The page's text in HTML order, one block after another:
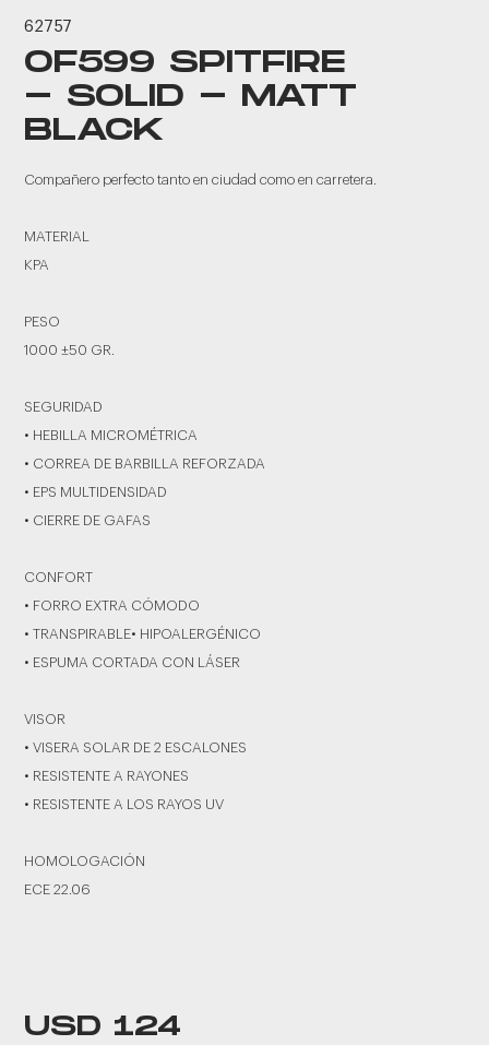
62757
OF599 SPITFIRE
- SOLID - MATT
BLACK
Compañero perfecto tanto en ciudad como en carretera.
MATERIAL
KPA
PESO
1000 ±50 GR.
SEGURIDAD
• HEBILLA MICROMÉTRICA
• CORREA DE BARBILLA REFORZADA
• EPS MULTIDENSIDAD
• CIERRE DE GAFAS
CONFORT
• FORRO EXTRA CÓMODO
• TRANSPIRABLE• HIPOALERGÉNICO
• ESPUMA CORTADA CON LÁSER
VISOR
• VISERA SOLAR DE 2 ESCALONES
• RESISTENTE A RAYONES
• RESISTENTE A LOS RAYOS UV
HOMOLOGACIÓN
ECE 22.06
USD 124